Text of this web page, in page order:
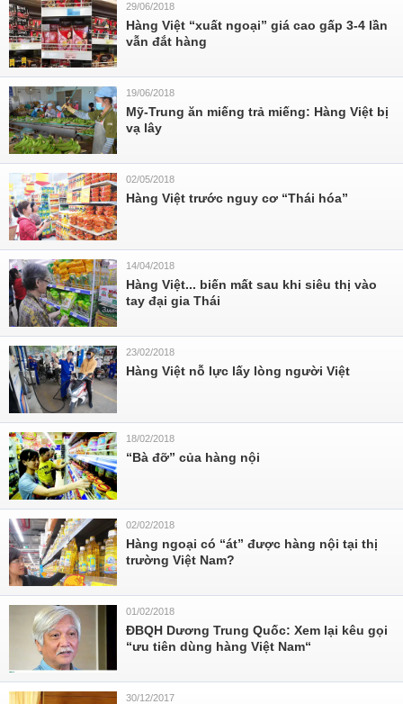
29/06/2018
Hàng Việt “xuất ngoại” giá cao gấp 3-4 lần
vẫn đắt hàng
19/06/2018
Mỹ-Trung ăn miếng trả miếng: Hàng Việt bị
vạ lây
02/05/2018
Hàng Việt trước nguy cơ “Thái hóa”
14/04/2018
Hàng Việt... biến mất sau khi siêu thị vào
tay đại gia Thái
23/02/2018
Hàng Việt nỗ lực lấy lòng người Việt
18/02/2018
“Bà đỡ” của hàng nội
02/02/2018
Hàng ngoại có “át” được hàng nội tại thị
trường Việt Nam?
01/02/2018
ĐBQH Dương Trung Quốc: Xem lại kêu gọi
“ưu tiên dùng hàng Việt Nam“
30/12/2017